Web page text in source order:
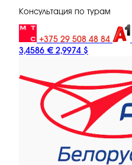
Консультация по турам
+375 29 508 48 84
3,4586 € 2,9974 $